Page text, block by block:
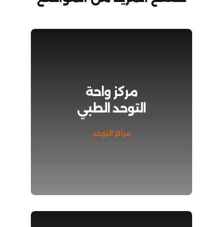
مركز واحة
التوحد الطبي
مراكز التوحد